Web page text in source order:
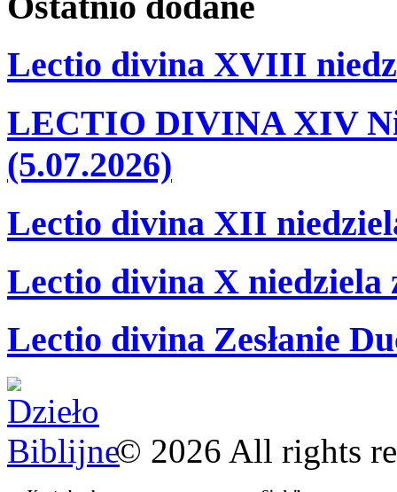
Lectio divina XVIII
LECTIO DIVINA XIV
(5.07.2026)
Lectio divina XII
Lectio divina X niedziela
Lectio divina Zesłanie
© 2026 All rights